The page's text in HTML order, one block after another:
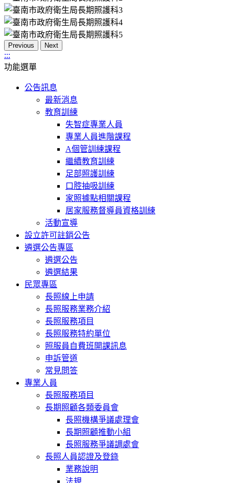
Previous Next
:::
功能選單
公告訊息
最新消息
教育訓練
失智症專業人員
專業人員進階課程
A個管訓練課程
繼續教育訓練
足部照護訓練
口腔抽吸訓練
家照據點相關課程
居家服務督導員資格訓練
活動宣導
設立許可註銷公告
遴選公告專區
遴選公告
遴選結果
民眾專區
長照線上申請
長照服務業務介紹
長照服務項目
長照服務特約單位
照服員自費班開課訊息
申訴管道
常見問答
專業人員
長照服務項目
長期照顧各類委員會
長照機構爭議處理會
長期照顧推動小組
長照服務爭議調處會
長照人員認證及登錄
業務說明
法規